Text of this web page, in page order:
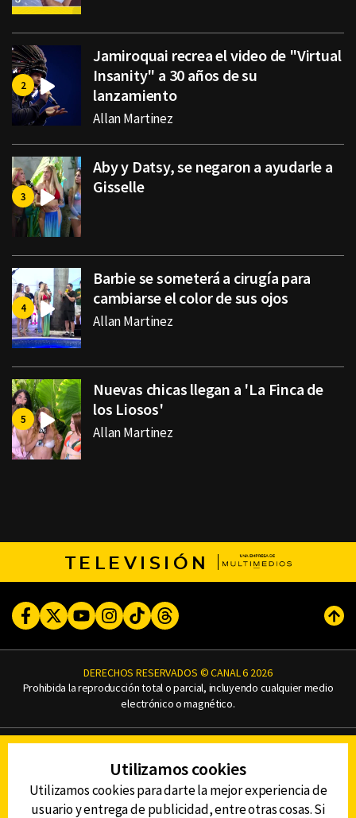
Jamiroquai recrea el video de "Virtual
Insanity" a 30 años de su
lanzamiento
Allan Martinez
Aby y Datsy, se negaron a ayudarle a
Gisselle
Barbie se someterá a cirugía para
cambiarse el color de sus ojos
Allan Martinez
Nuevas chicas llegan a 'La Finca de
los Liosos'
Allan Martinez
TELEVISIÓN
FacebookTwitterYoutubeInstagram
TikTokThreads
DERECHOS RESERVADOS © CANAL 6 2026
Prohibida la reproducción total o parcial, incluyendo cualquier medio
electrónico o magnético.
AVISO DE PRIVACIDAD
AVISO LEGAL
DEFENSORÍA DE LAS AUDIENCIAS
Utilizamos cookies
Utilizamos cookies para darte la mejor experiencia de
usuario y entrega de publicidad, entre otras cosas. Si